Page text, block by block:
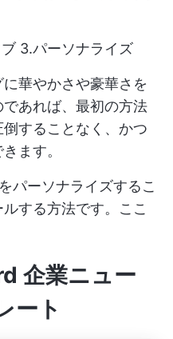
3.パーソナライズ
華やかさや豪華さを
あれば、最初の方法
することなく、かつ
ます。
パーソナライズするこ
する方法です。ここ
企業ニュー
ート